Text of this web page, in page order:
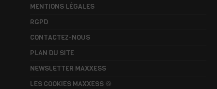
MENTIONS LÉGALES
RGPD
CONTACTEZ-NOUS
PLAN DU SITE
NEWSLETTER MAXXESS
LES COOKIES MAXXESS 🍪